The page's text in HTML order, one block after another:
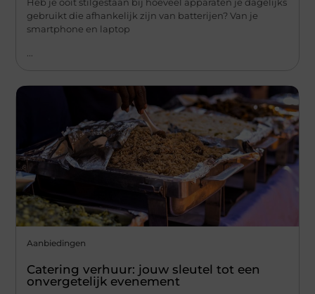
Heb je ooit stilgestaan bij hoeveel apparaten je dagelijks
gebruikt die afhankelijk zijn van batterijen? Van je
smartphone en laptop
Aanbiedingen
Catering verhuur: jouw sleutel tot een
onvergetelijk evenement